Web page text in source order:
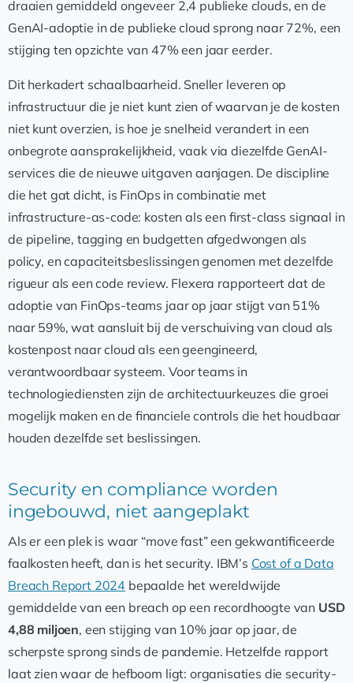
draaien gemiddeld ongeveer 2,4 publieke clouds, en de
GenAI-adoptie in de publieke cloud sprong naar 72%, een
stijging ten opzichte van 47% een jaar eerder.
Dit herkadert schaalbaarheid. Sneller leveren op
infrastructuur die je niet kunt zien of waarvan je de kosten
niet kunt overzien, is hoe je snelheid verandert in een
onbegrote aansprakelijkheid, vaak via diezelfde GenAI-
services die de nieuwe uitgaven aanjagen. De discipline
die het gat dicht, is FinOps in combinatie met
infrastructure-as-code: kosten als een first-class signaal in
de pipeline, tagging en budgetten afgedwongen als
policy, en capaciteitsbeslissingen genomen met dezelfde
rigueur als een code review. Flexera rapporteert dat de
adoptie van FinOps-teams jaar op jaar stijgt van 51%
naar 59%, wat aansluit bij de verschuiving van cloud als
kostenpost naar cloud als een geengineerd,
verantwoordbaar systeem. Voor teams in
technologiediensten zijn de architectuurkeuzes die groei
mogelijk maken en de financiele controls die het houdbaar
houden dezelfde set beslissingen.
Security en compliance worden
ingebouwd, niet aangeplakt
Als er een plek is waar “move fast” een gekwantificeerde
faalkosten heeft, dan is het security. IBM’s Cost of a Data
Breach Report 2024 bepaalde het wereldwijde
gemiddelde van een breach op een recordhoogte van USD
4,88 miljoen, een stijging van 10% jaar op jaar, de
scherpste sprong sinds de pandemie. Hetzelfde rapport
laat zien waar de hefboom ligt: organisaties die security-